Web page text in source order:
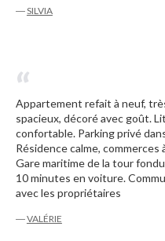
―SILVIA
Appartement refait à neuf,
spacieux, décoré avec goût.
confortable. Parking privé
Résidence calme, commerces
Gare maritime de la tour
10 minutes en voiture.
avec les propriétaires
―VALÉRIE